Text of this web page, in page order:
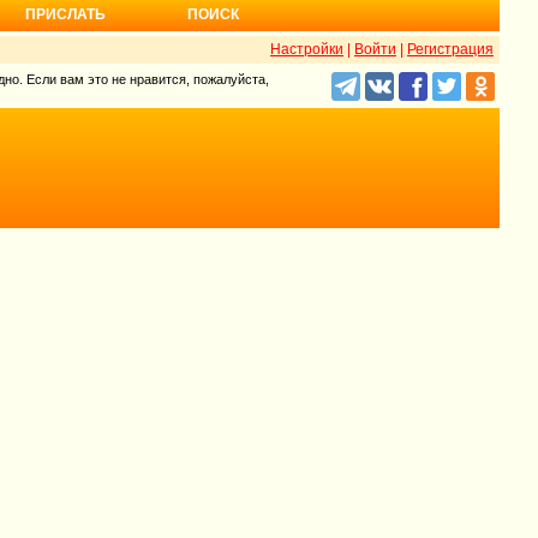
ПРИСЛАТЬ ПОИСК
Настройки Войти Регистрация
Если вам это не нравится, пожалуйста,